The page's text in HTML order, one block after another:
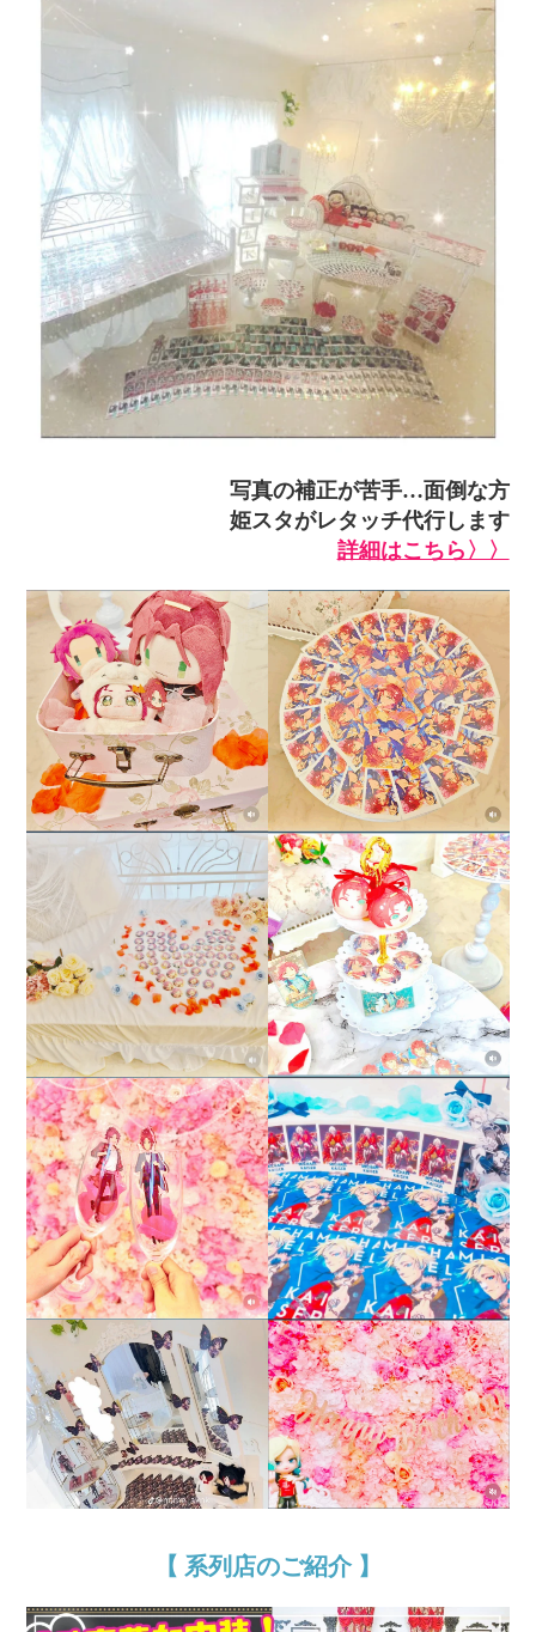
写真の補正が苦手…面倒な方
姫スタがレタッチ代行します
詳細はこちら〉〉
【 系列店のご紹介 】